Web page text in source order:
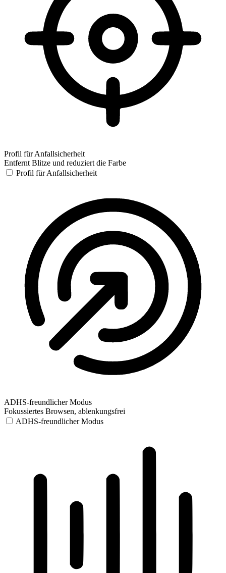
Profil für Anfallsicherheit
Entfernt Blitze und reduziert die Farbe
Profil für Anfallsicherheit
ADHS-freundlicher Modus
Fokussiertes Browsen, ablenkungsfrei
ADHS-freundlicher Modus